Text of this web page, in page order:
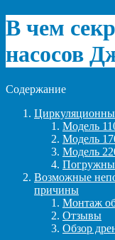
В чем
насосов
Содержание
Модель
Модель
Модель
Возможные
причины
Монтаж
Отзывы
Обзор